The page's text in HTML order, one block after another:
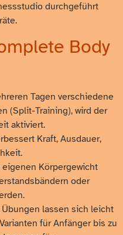
durchgeführt
Body
Tagen verschiedene
(Split-Training), wird der
aktiviert.
Kraft, Ausdauer,
eigenen Körpergewicht
oder
Übungen lassen sich leicht
für Anfänger bis zu